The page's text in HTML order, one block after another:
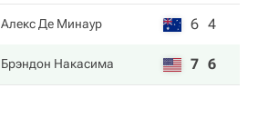
Алекс Де Минаур 6 4
Брэндон Накаcима 7 6